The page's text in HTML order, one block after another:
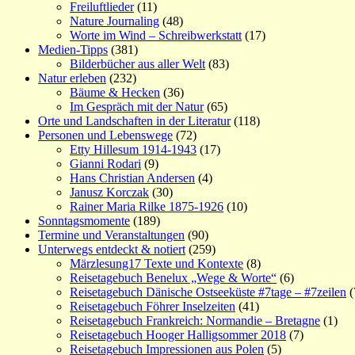
Freiluftlieder(11)
Nature Journaling (48)
Worte im Wind – Schreibwerkstatt (17)
Medien-Tipps (381)
Bilderbücher aus aller Welt (83)
Natur erleben (232)
Bäume & Hecken (36)
Im Gespräch mit der Natur(65)
Orte und Landschaften in der Literatur(118)
Personen und Lebenswege (72)
Etty Hillesum 1914-1943 (17)
Gianni Rodari (9)
Hans Christian Andersen (4)
Janusz Korczak (30)
Rainer Maria Rilke 1875-1926 (10)
Sonntagsmomente (189)
Termine und Veranstaltungen (90)
Unterwegs entdeckt & notiert (259)
Märzlesung17 Texte und Kontexte (8)
Reisetagebuch Benelux „Wege & Worte“ (6)
Reisetagebuch Dänische Ostseeküste #7tage – #7zeilen
Reisetagebuch Föhrer Inselzeiten (41)
Reisetagebuch Frankreich: Normandie – Bretagne (1)
Reisetagebuch Hooger Halligsommer 2018 (7)
Reisetagebuch Impressionen aus Polen (5)